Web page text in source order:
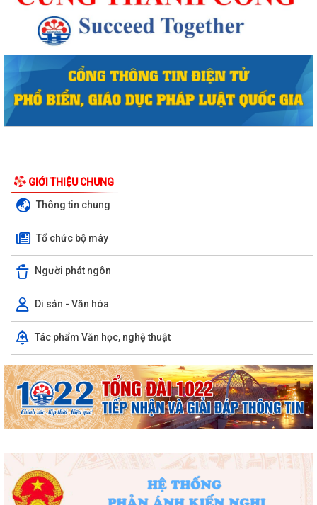
GIỚI THIỆU CHUNG
Thông tin chung
Tổ chức bộ máy
Người phát ngôn
Di sản - Văn hóa
Tác phẩm Văn học, nghệ thuật
nền tảng tư tưởng của Đảng năm...
PHƯỜNG HỒNG BÀNG NÂNG CAO CHẤT LƯỢNG SINH HOẠT CHI BỘ TỪ
CƠ SỞ